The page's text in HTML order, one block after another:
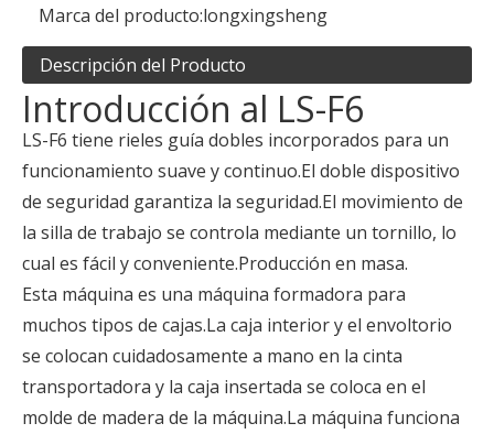
Marca del producto:longxingsheng
Descripción del Producto
Introducción al LS-F6
LS-F6 tiene rieles guía dobles incorporados para un
funcionamiento suave y continuo.El doble dispositivo
de seguridad garantiza la seguridad.El movimiento de
la silla de trabajo se controla mediante un tornillo, lo
cual es fácil y conveniente.Producción en masa.
Esta máquina es una máquina formadora para
muchos tipos de cajas.La caja interior y el envoltorio
se colocan cuidadosamente a mano en la cinta
transportadora y la caja insertada se coloca en el
molde de madera de la máquina.La máquina funciona